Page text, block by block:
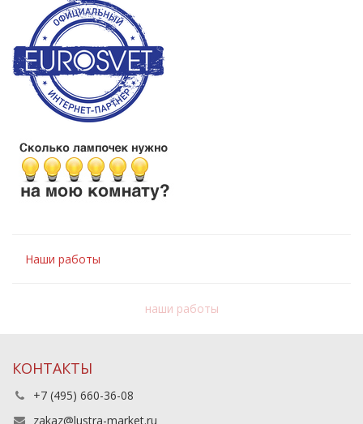
Наши работы
наши работы
КОНТАКТЫ
+7 (495) 660-36-08
zakaz@lustra-market.ru